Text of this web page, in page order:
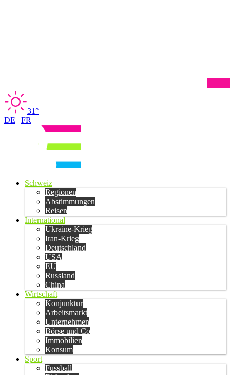
31°
DE | FR
Schweiz
Regionen
Abstimmungen
Reisen
International
Ukraine-Krieg
Iran-Krieg
Deutschland
USA
EU
Russland
China
Wirtschaft
Konjunktur
Arbeitsmarkt
Unternehmen
Börse und Co
Immobilien
Konsum
Sport
Fussball